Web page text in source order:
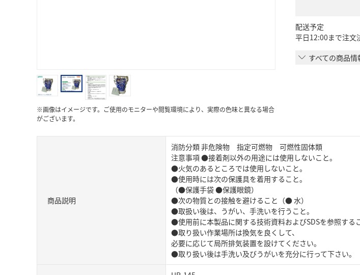
※画像はイメージです。ご使用のモニターや閲覧環境により、実際の色味と異なる場合
がございます。
配送予定
平日12:00まで注文
すべての商品情
商品説明
消防分類 非危険物 指定可燃物 可燃性固体類
注意事項 ●接着剤以外の用途には使用しないこと。
●火気のあるところでは使用しないこと。
●使用時には次の保護具を着用すること。
（●保護手袋 ●保護眼鏡）
●次の物質との接触を避けること（● 水）
●取扱い後は、うがい、手洗いを行うこと。
●使用前に本製品に関する技術資料およびSDSを参照する
●取り扱い作業場所は換気を良くして、
必要に応じて局所排気装置を設けてください。
●取り扱い後は手洗い及びうがいを充分に行って下さい。